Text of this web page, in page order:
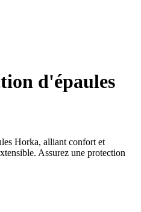
d'épaules
Horka, alliant confort et
Assurez une protection